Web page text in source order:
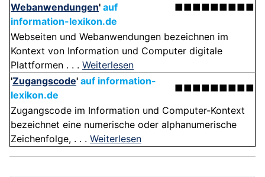
Webanwendungen' auf
information-lexikon.de
■■■■■■■■■
Webseiten und Webanwendungen bezeichnen im
Kontext von Information und Computer digitale
Plattformen . . . Weiterlesen
'Zugangscode' auf information-
lexikon.de
■■■■■■■■■
Zugangscode im Information und Computer-Kontext
bezeichnet eine numerische oder alphanumerische
Zeichenfolge, . . . Weiterlesen